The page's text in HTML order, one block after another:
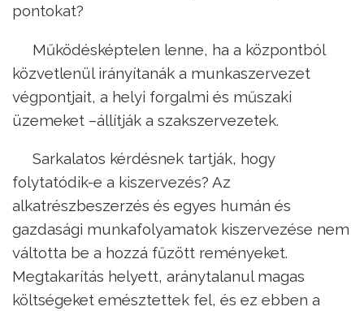
pontokat?
Működésképtelen lenne, ha a központból
közvetlenül irányítanák a munkaszervezet
végpontjait, a helyi forgalmi és műszaki
üzemeket –állítják a szakszervezetek.
Sarkalatos kérdésnek tartják, hogy
folytatódik-e a kiszervezés? Az
alkatrészbeszerzés és egyes humán és
gazdasági munkafolyamatok kiszervezése nem
váltotta be a hozzá fűzött reményeket.
Megtakarítás helyett, aránytalanul magas
költségeket emésztettek fel, és ez ebben a